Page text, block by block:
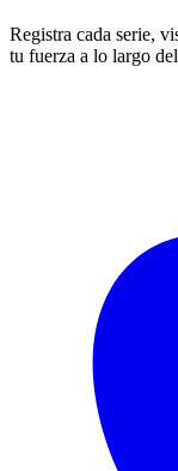
Registra cada serie,
tu fuerza a lo largo